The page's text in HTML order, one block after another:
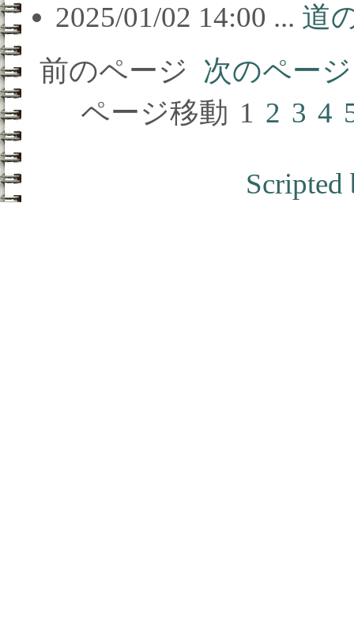
2025/01/02 14:00 ... 道
前のページ
次のページ
ページ移動 1 2 3 4